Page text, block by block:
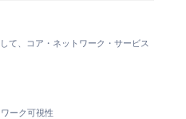
て、コア・ネットワーク・サービス
ーク可視性